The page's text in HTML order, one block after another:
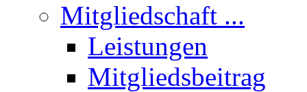
Mitgliedschaft ...
Leistungen
Mitgliedsbeitrag